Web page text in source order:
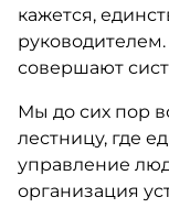
кажется,
совершают
Мы до сих пор
лестницу, где
управление
организация